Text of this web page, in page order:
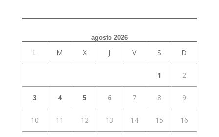
agosto 2026
L M X J V S D
1 2
3 4 5 6 7 8 9
10 11 12 13 14 15 16